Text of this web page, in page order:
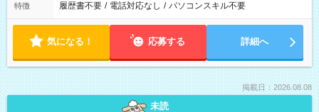
特徴 履歴書不要 / 電話対応なし / パソコンスキル不要
気になる！ 応募する 詳細へ
掲載日：2026.08.08
未読